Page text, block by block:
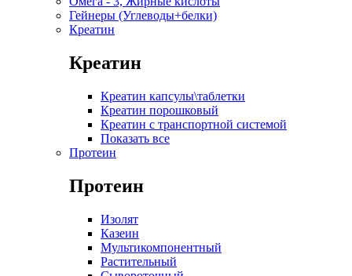
Гейнеры (Углеводы+белки)
Креатин
Креатин
Креатин капсулы\таблетки
Креатин порошковый
Креатин с транспортной системой
Показать все
Протеин
Протеин
Изолят
Казеин
Мультикомпонентный
Растительный